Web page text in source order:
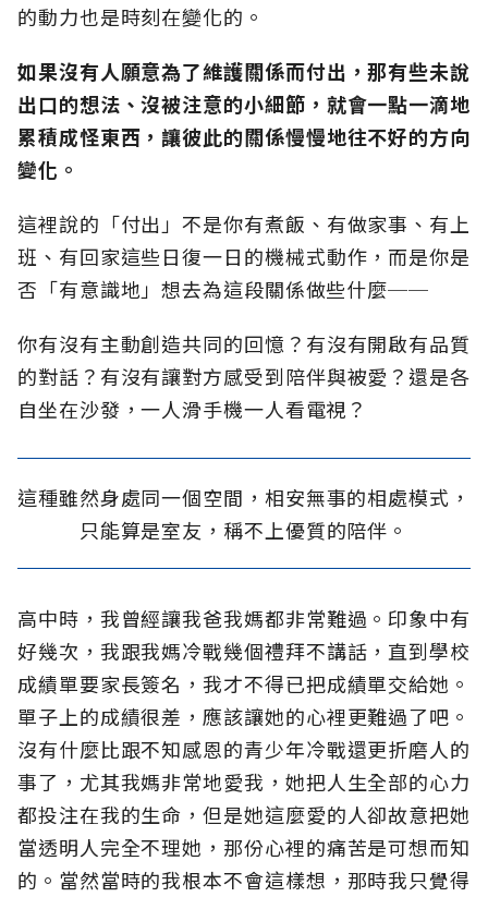
的動力也是時刻在變化的。
如果沒有人願意為了維護關係而付出，那有些未說
出口的想法、沒被注意的小細節，就會一點一滴地
累積成怪東西，讓彼此的關係慢慢地往不好的方向
變化。
這裡說的「付出」不是你有煮飯、有做家事、有上
班、有回家這些日復一日的機械式動作，而是你是
否「有意識地」想去為這段關係做些什麼──
你有沒有主動創造共同的回憶？有沒有開啟有品質
的對話？有沒有讓對方感受到陪伴與被愛？還是各
自坐在沙發，一人滑手機一人看電視？
這種雖然身處同一個空間，相安無事的相處模式，
只能算是室友，稱不上優質的陪伴。
高中時，我曾經讓我爸我媽都非常難過。印象中有
好幾次，我跟我媽冷戰幾個禮拜不講話，直到學校
成績單要家長簽名，我才不得已把成績單交給她。
單子上的成績很差，應該讓她的心裡更難過了吧。
沒有什麼比跟不知感恩的青少年冷戰還更折磨人的
事了，尤其我媽非常地愛我，她把人生全部的心力
都投注在我的生命，但是她這麼愛的人卻故意把她
當透明人完全不理她，那份心裡的痛苦是可想而知
的。當然當時的我根本不會這樣想，那時我只覺得